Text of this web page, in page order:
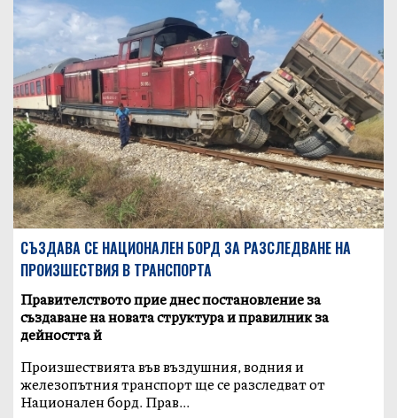
СЪЗДАВА СЕ НАЦИОНАЛЕН БОРД ЗА РАЗСЛЕДВАНЕ НА
ПРОИЗШЕСТВИЯ В ТРАНСПОРТА
Правителството прие днес постановление за
създаване на новата структура и правилник за
дейността й
Произшествията във въздушния, водния и
железопътния транспорт ще се разследват от
Национален борд. Прав...